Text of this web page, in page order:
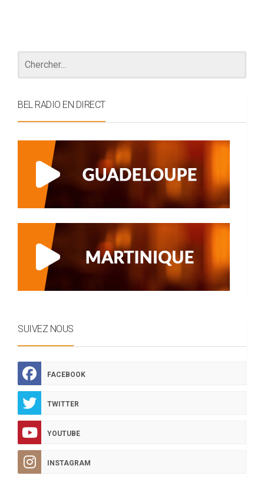
BEL RADIO EN DIRECT
SUIVEZ NOUS
FACEBOOK
TWITTER
YOUTUBE
INSTAGRAM